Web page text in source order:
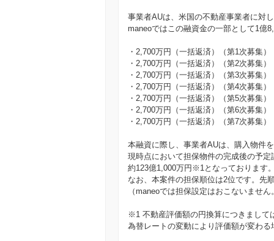
事業者AUは、米国の不動産事業者に対
maneoではこの融資金の一部として1億
・2,700万円（一括返済）（第1次募集）
・2,700万円（一括返済）（第2次募集）
・2,700万円（一括返済）（第3次募集）
・2,700万円（一括返済）（第4次募集）
・2,700万円（一括返済）（第5次募集）
・2,700万円（一括返済）（第6次募集）
・2,700万円（一括返済）（第7次募集）
本融資に際し、事業者AUは、購入物件
現時点において担保物件の完成後の予
約123億1,000万円※1となっております
なお、本案件の担保順位は2位です。先
（maneoでは担保設定はおこないません
※1 不動産評価額の円換算につきまして
為替レートの変動により評価額が変わ